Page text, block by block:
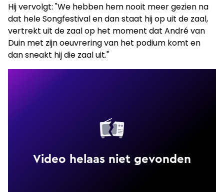
Hij vervolgt: "We hebben hem nooit meer gezien na
dat hele Songfestival en dan staat hij op uit de zaal,
vertrekt uit de zaal op het moment dat André van
Duin met zijn oeuvrering van het podium komt en
dan sneakt hij die zaal uit."